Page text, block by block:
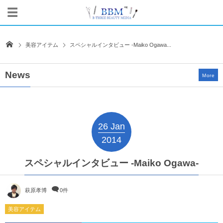
美容アイテム スペシャルインタビュー -Maiko Ogawa...
News More
26 Jan
2014
スペシャルインタビュー -Maiko Ogawa-
萩原孝博 0件
美容アイテム